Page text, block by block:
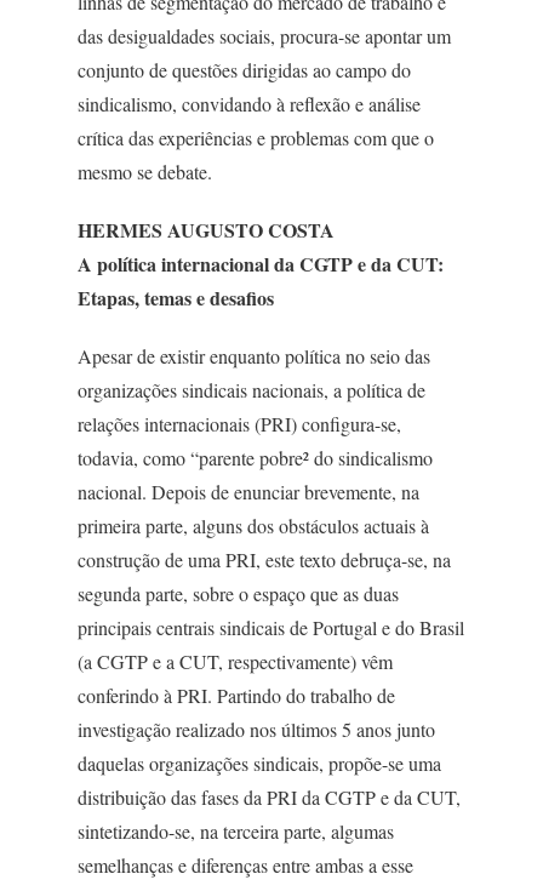
das desigualdades sociais, procura-se apontar um
conjunto de questões dirigidas ao campo do
sindicalismo, convidando à reflexão e análise
crítica das experiências e problemas com que o
mesmo se debate.
HERMES AUGUSTO COSTA
A política internacional da CGTP e da CUT:
Etapas, temas e desafios
Apesar de existir enquanto política no seio das
organizações sindicais nacionais, a política de
relações internacionais (PRI) configura-se,
todavia, como “parente pobre² do sindicalismo
nacional. Depois de enunciar brevemente, na
primeira parte, alguns dos obstáculos actuais à
construção de uma PRI, este texto debruça-se, na
segunda parte, sobre o espaço que as duas
principais centrais sindicais de Portugal e do Brasil
(a CGTP e a CUT, respectivamente) vêm
conferindo à PRI. Partindo do trabalho de
investigação realizado nos últimos 5 anos junto
daquelas organizações sindicais, propõe-se uma
distribuição das fases da PRI da CGTP e da CUT,
sintetizando-se, na terceira parte, algumas
semelhanças e diferenças entre ambas a esse